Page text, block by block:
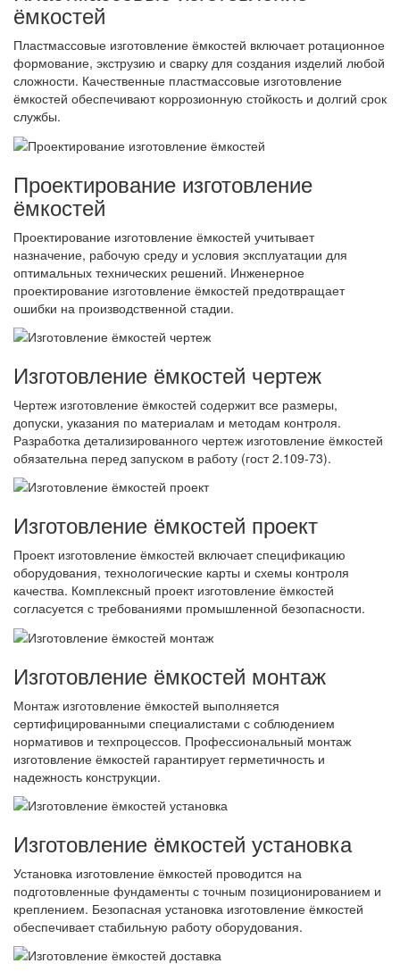
ёмкостей
Пластмассовые изготовление ёмкостей включает ротационное
формование, экструзию и сварку для создания изделий любой
сложности. Качественные пластмассовые изготовление
ёмкостей обеспечивают коррозионную стойкость и долгий срок
службы.
Проектирование изготовление
ёмкостей
Проектирование изготовление ёмкостей учитывает
назначение, рабочую среду и условия эксплуатации для
оптимальных технических решений. Инженерное
проектирование изготовление ёмкостей предотвращает
ошибки на производственной стадии.
Изготовление ёмкостей чертеж
Чертеж изготовление ёмкостей содержит все размеры,
допуски, указания по материалам и методам контроля.
Разработка детализированного чертеж изготовление ёмкостей
обязательна перед запуском в работу (гост 2.109-73).
Изготовление ёмкостей проект
Проект изготовление ёмкостей включает спецификацию
оборудования, технологические карты и схемы контроля
качества. Комплексный проект изготовление ёмкостей
согласуется с требованиями промышленной безопасности.
Изготовление ёмкостей монтаж
Монтаж изготовление ёмкостей выполняется
сертифицированными специалистами с соблюдением
нормативов и техпроцессов. Профессиональный монтаж
изготовление ёмкостей гарантирует герметичность и
надежность конструкции.
Изготовление ёмкостей установка
Установка изготовление ёмкостей проводится на
подготовленные фундаменты с точным позиционированием и
креплением. Безопасная установка изготовление ёмкостей
обеспечивает стабильную работу оборудования.